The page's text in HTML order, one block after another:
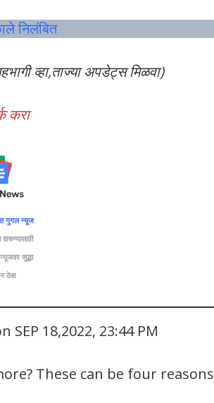
निलंबित
व्हा,ताज्या अपडेट्स मिळवा)
करा
गुगल न्यूज
सुद्धा
ठेवा
18,2022, 23:44 PM
These can be four reasons